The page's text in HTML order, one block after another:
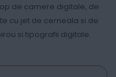
de camere digitale, de
cu jet de cerneala si de
si tipografii digitale.